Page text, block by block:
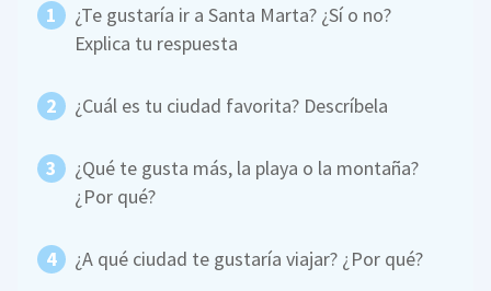
¿Te gustaría ir a Santa Marta? ¿Sí o no?
Explica tu respuesta
¿Cuál es tu ciudad favorita? Descríbela
¿Qué te gusta más, la playa o la montaña?
¿Por qué?
¿A qué ciudad te gustaría viajar? ¿Por qué?